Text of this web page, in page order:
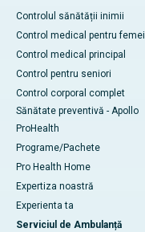
Controlul sănătății inimii
Control medical pentru femei
Control medical principal
Control pentru seniori
Control corporal complet
Sănătate preventivă - Apollo
ProHealth
Programe/Pachete
Pro Health Home
Expertiza noastră
Experienta ta
Serviciul de Ambulanță